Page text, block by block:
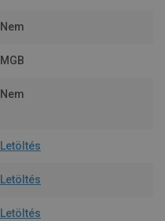
Nem
MGB
Nem
Letöltés
Letöltés
Letöltés